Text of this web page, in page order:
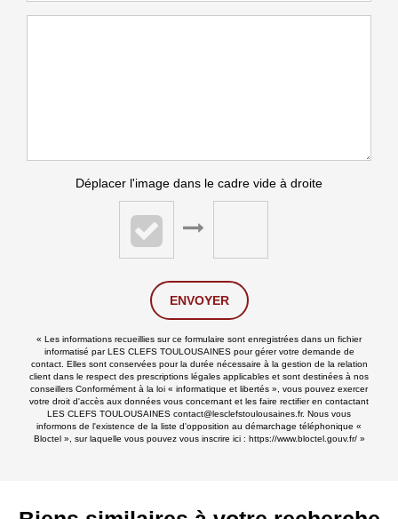
Déplacer l'image dans le cadre vide à droite
ENVOYER
« Les informations recueillies sur ce formulaire sont enregistrées dans un fichier
informatisé par LES CLEFS TOULOUSAINES pour gérer votre demande de
contact. Elles sont conservées pour la durée nécessaire à la gestion de la relation
client dans le respect des prescriptions légales applicables et sont destinées à nos
conseillers Conformément à la loi « informatique et libertés », vous pouvez exercer
votre droit d'accès aux données vous concernant et les faire rectifier en contactant
LES CLEFS TOULOUSAINES contact@lesclefstoulousaines.fr. Nous vous
informons de l'existence de la liste d'opposition au démarchage téléphonique «
Bloctel », sur laquelle vous pouvez vous inscrire ici : https://www.bloctel.gouv.fr/»